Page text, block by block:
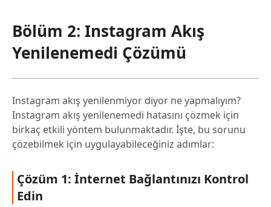
Bölüm 2: Instagram Akış
Yenilenemedi Çözümü
Instagram akış yenilenmiyor diyor ne yapmalıyım?
Instagram akış yenilenemedi hatasını çözmek için
birkaç etkili yöntem bulunmaktadır. İşte, bu sorunu
çözebilmek için uygulayabileceğiniz adımlar:
Çözüm 1: İnternet Bağlantınızı Kontrol
Edin